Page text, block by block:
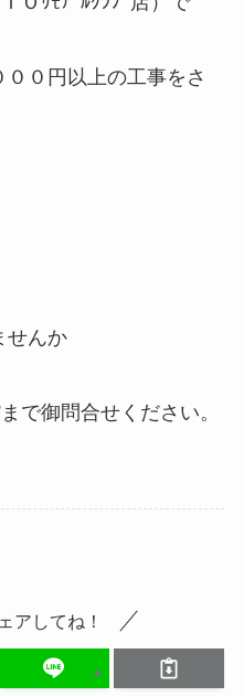
０円以上の工事をさ
せんか
で御問合せください。
アしてね！